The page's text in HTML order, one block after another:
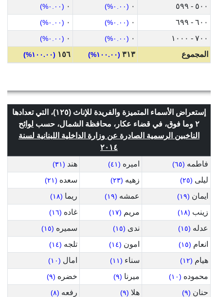
٥٠٠ - ٥٩٩ ٠ (٠.٠٠%) ٠ (٠.٠٠%)
٦٠٠ - ٦٩٩ ٠ (٠.٠٠%) ٠ (٠.٠٠%)
٧٠٠ - ١٠٠٠ ٠ (٠.٠٠%) ٠ (٠.٠٠%)
المجموع ٣١٣ (١٠٠.٠٠%) ١٥٦ (١٠٠.٠٠%)
إستعراض الأسماء المتميزة والفريدة للإناث (١٢٥)، التي تعدادها
٢ وما فوق، في قضاء عكار، محافظة الشمال، حسب
لوائح
الناخبين الرسمية الصادرة عن وزارة الداخلية اللبنانية لسنة
٢٠١٤
فاطمه (٦٥) اميره (٤١) هند (٣١)
ليلى (٢٥) زهيه (٢٣) سعده (٢١)
ايمان (١٩) عمشه (١٩) ريما (١٨)
زينب (١٨) مريم (١٧) غاده (١٦)
عدله (١٥) ندى (١٥) سميره (١٥)
انعام (١٥) امون (١٤) تلجه (١٤)
هيام (١٢) سناء (١١) امال (١٠)
محموده (١٠) ميرنا (٩) خضره (٩)
حنان (٩) هلا (٩) رفعه (٨)